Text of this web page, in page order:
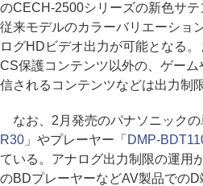
のCECH-2500シリーズの新色サテ
従来モデルのカラーバリエーショ
ログHDビデオ出力が可能となる
CS保護コンテンツ以外の、ゲー
信されるコンテンツなどは出力制
なお、2月発売のパナソニックの
R30」やプレーヤー「 DMP-
ている。アナログ出力制限の運用
のBDプレーヤーなどAV製品での